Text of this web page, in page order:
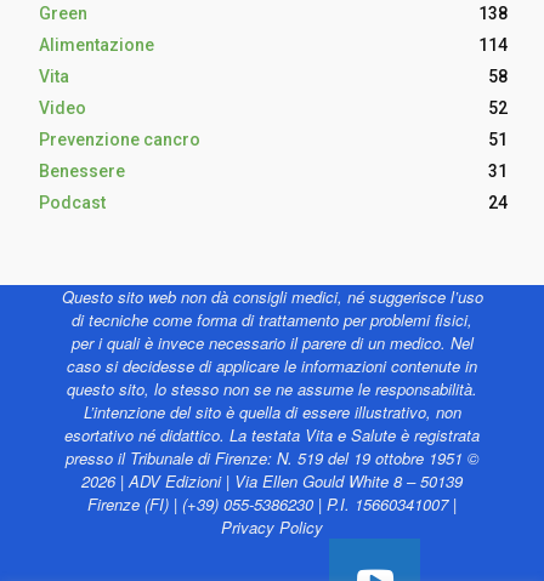
Green
138
Alimentazione
114
Vita
58
Video
52
Prevenzione cancro
51
Benessere
31
Podcast
24
Questo sito web non dà consigli medici, né suggerisce l’uso
di tecniche come forma di trattamento per problemi fisici,
per i quali è invece necessario il parere di un medico. Nel
caso si decidesse di applicare le informazioni contenute in
questo sito, lo stesso non se ne assume le responsabilità.
L’intenzione del sito è quella di essere illustrativo, non
esortativo né didattico. La testata Vita e Salute è registrata
presso il Tribunale di Firenze: N. 519 del 19 ottobre 1951 ©
2026 | ADV Edizioni | Via Ellen Gould White 8 – 50139
Firenze (FI) | (+39) 055-5386230 | P.I. 15660341007 |
Privacy Policy